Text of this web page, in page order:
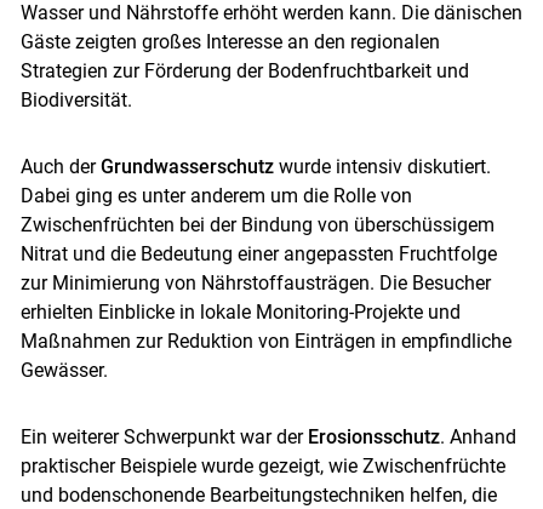
Skip to main content
Wasser und Nährstoffe erhöht werden kann. Die dänischen
Gäste zeigten großes Interesse an den regionalen
Strategien zur Förderung der Bodenfruchtbarkeit und
Biodiversität.
Auch derGrundwasserschutz wurde intensiv diskutiert.
Dabei ging es unter anderem um die Rolle von
Zwischenfrüchten bei der Bindung von überschüssigem
Nitrat und die Bedeutung einer angepassten Fruchtfolge
zur Minimierung von Nährstoffausträgen. Die Besucher
erhielten Einblicke in lokale Monitoring-Projekte und
Maßnahmen zur Reduktion von Einträgen in empfindliche
Gewässer.
Ein weiterer Schwerpunkt war der Erosionsschutz. Anhand
praktischer Beispiele wurde gezeigt, wie Zwischenfrüchte
und bodenschonende Bearbeitungstechniken helfen, die